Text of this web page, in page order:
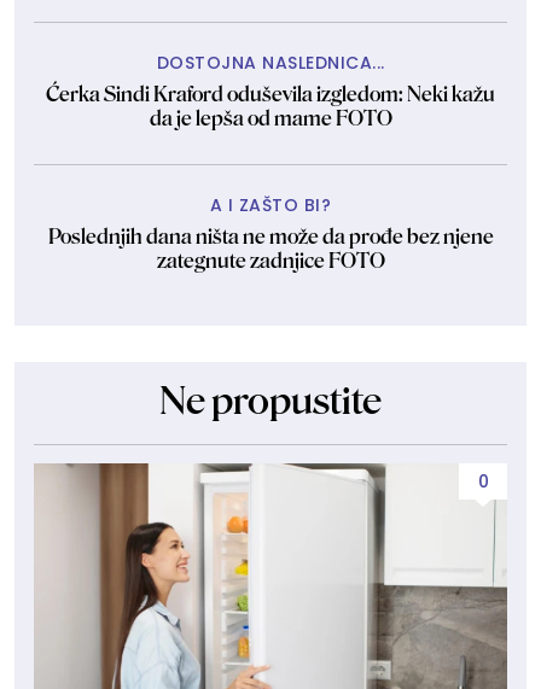
DOSTOJNA NASLEDNICA...
Ćerka Sindi Kraford oduševila izgledom: Neki kažu
da je lepša od mame FOTO
A I ZAŠTO BI?
Poslednjih dana ništa ne može da prođe bez njene
zategnute zadnjice FOTO
Ne propustite
0